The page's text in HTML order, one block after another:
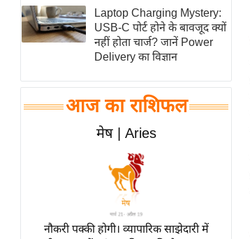
एम.
आर.
आई.
समीक्षा
धर्म
ज्योतिष
त्योहार
Laptop Charging Mystery:
USB-C पोर्ट होने के बावजूद क्यों
नहीं होता चार्ज? जानें Power
Delivery का विज्ञान
आज का राशिफल
मेष | Aries
नौकरी पक्की होगी। व्यापारिक साझेदारी में